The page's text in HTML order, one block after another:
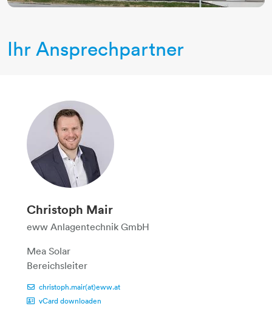
Ihr Ansprechpartner
Christoph Mair
eww Anlagentechnik GmbH
Mea Solar
Bereichsleiter
christoph.mair(at)eww.at
vCard downloaden